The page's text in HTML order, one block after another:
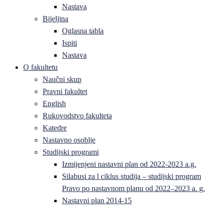
Nastava
Bijeljina
Oglasna tabla
Ispiti
Nastava
O fakultetu
Naučni skup
Pravni fakultet
English
Rukovodstvo fakulteta
Katedre
Nastavno osoblje
Studijski programi
Izmijenjeni nastavni plan od 2022-2023 a.g.
Silabusi za l ciklus studija – studijski program
Pravo po nastavnom planu od 2022–2023 a. g.
Nastavni plan 2014-15